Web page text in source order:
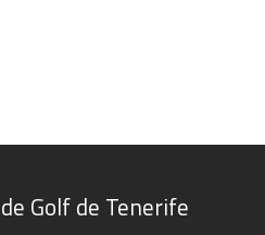
Golf de Tenerife